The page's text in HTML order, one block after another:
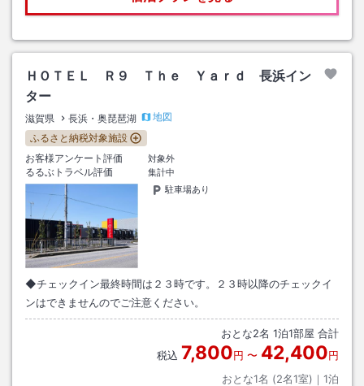
ＨＯＴＥＬ Ｒ９ Ｔｈｅ Ｙａｒｄ 長浜イン
ター
滋賀県 長浜・奥琵琶湖
地図
ふるさと納税対象施設
お客様アンケート評価
対象外
るるぶトラベル評価
集計中
駐車場あり
◆チェックイン最終時間は２３時です。２３時以降のチェックイ
ンはできませんのでご注意ください。
おとな2名 1泊1部屋 合計
税込 7,800円 〜 42,400円
おとな1名 (2名1室)｜ 1泊